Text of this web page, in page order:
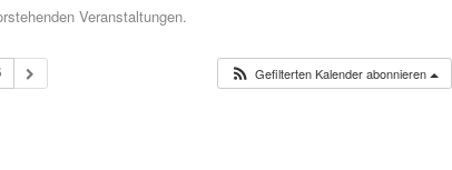
Veranstaltungen.
Gefilterten Kalender abonnieren